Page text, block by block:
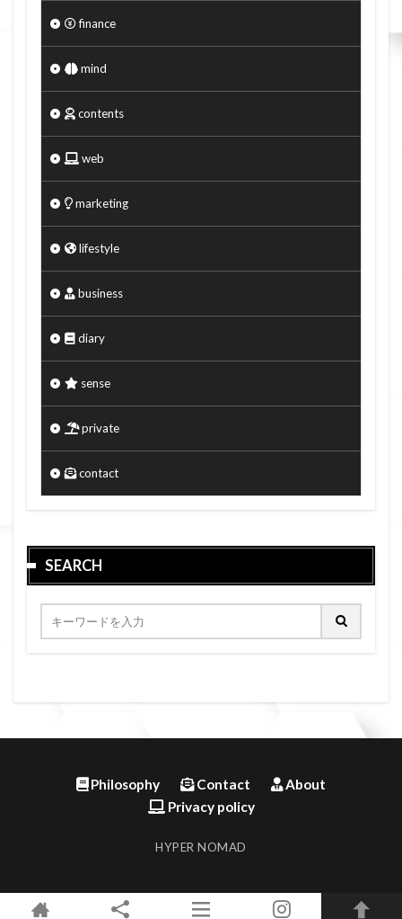
finance
mind
contents
web
marketing
lifestyle
business
diary
sense
private
contact
SEARCH
Philosophy Contact
About
Privacy policy
HYPER NOMAD